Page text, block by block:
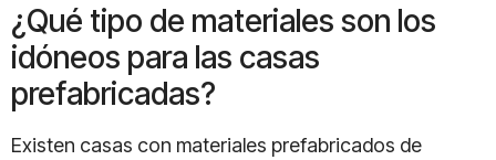
¿Qué tipo de materiales son los
idóneos para las casas
prefabricadas?
Existen casas con materiales prefabricados de